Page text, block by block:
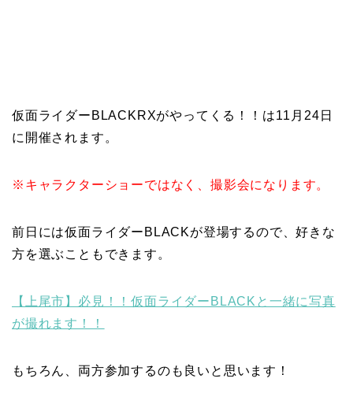
仮面ライダーBLACKRXがやってくる！！は11月24日
に開催されます。
※キャラクターショーではなく、撮影会になります。
前日には仮面ライダーBLACKが登場するので、好きな
方を選ぶこともできます。
【上尾市】必見！！仮面ライダーBLACKと一緒に写真
が撮れます！！
もちろん、両方参加するのも良いと思います！